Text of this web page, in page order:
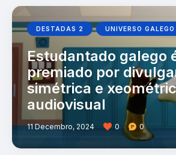
DESTADAS 2 UNIVERSO GALEGO
Estudantado galego
premiado por
simétrica e
audiovisual
11 Decembro, 2024 0 0